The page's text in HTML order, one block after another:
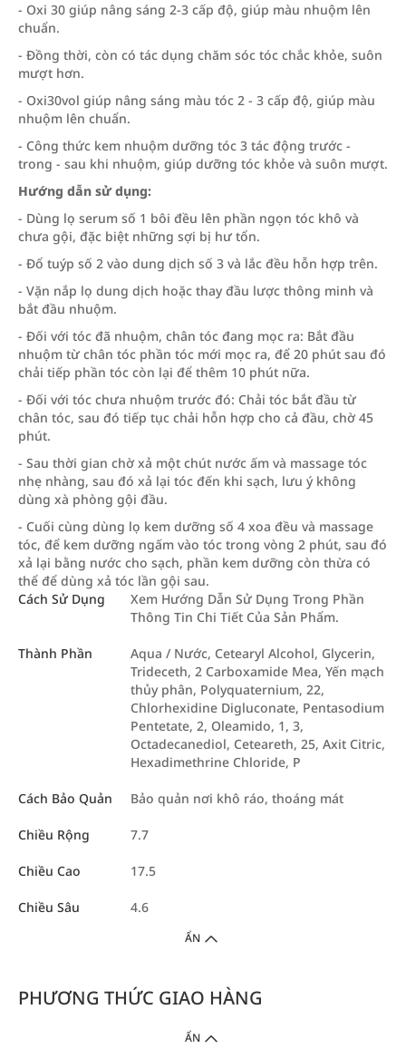
- Oxi 30 giúp nâng sáng 2-3 cấp độ, giúp màu nhuộm lên
chuẩn.
- Đồng thời, còn có tác dụng chăm sóc tóc chắc khỏe, suôn
mượt hơn.
- Oxi30vol giúp nâng sáng màu tóc 2 - 3 cấp độ, giúp màu
nhuộm lên chuẩn.
- Công thức kem nhuộm dưỡng tóc 3 tác động trước -
trong - sau khi nhuộm, giúp dưỡng tóc khỏe và suôn mượt.
Hướng dẫn sử dụng:
- Dùng lọ serum số 1 bôi đều lên phần ngọn tóc khô và
chưa gội, đặc biệt những sợi bị hư tổn.
- Đổ tuýp số 2 vào dung dịch số 3 và lắc đều hỗn hợp trên.
- Vặn nắp lọ dung dịch hoặc thay đầu lược thông minh và
bắt đầu nhuộm.
- Đối với tóc đã nhuộm, chân tóc đang mọc ra: Bắt đầu
nhuộm từ chân tóc phần tóc mới mọc ra, để 20 phút sau đó
chải tiếp phần tóc còn lại để thêm 10 phút nữa.
- Đối với tóc chưa nhuộm trước đó: Chải tóc bắt đầu từ
chân tóc, sau đó tiếp tục chải hỗn hợp cho cả đầu, chờ 45
phút.
- Sau thời gian chờ xả một chút nước ấm và massage tóc
nhẹ nhàng, sau đó xả lại tóc đến khi sạch, lưu ý không
dùng xà phòng gội đầu.
- Cuối cùng dùng lọ kem dưỡng số 4 xoa đều và massage
tóc, để kem dưỡng ngấm vào tóc trong vòng 2 phút, sau đó
xả lại bằng nước cho sạch, phần kem dưỡng còn thừa có
thể để dùng xả tóc lần gội sau.
Cách Sử Dụng
Xem Hướng Dẫn Sử Dụng Trong Phần
Thông Tin Chi Tiết Của Sản Phẩm.
Thành Phần
Aqua / Nước, Cetearyl Alcohol, Glycerin,
Trideceth, 2 Carboxamide Mea, Yến mạch
thủy phân, Polyquaternium, 22,
Chlorhexidine Digluconate, Pentasodium
Pentetate, 2, Oleamido, 1, 3,
Octadecanediol, Ceteareth, 25, Axit Citric,
Hexadimethrine Chloride, P
Cách Bảo Quản Bảo quản nơi khô ráo, thoáng mát
Chiều Rộng 7.7
Chiều Cao 17.5
Chiều Sâu 4.6
ẨN
PHƯƠNG THỨC GIAO HÀNG
ẨN